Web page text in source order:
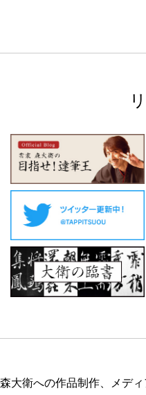
森大衛への作品制作、メデ